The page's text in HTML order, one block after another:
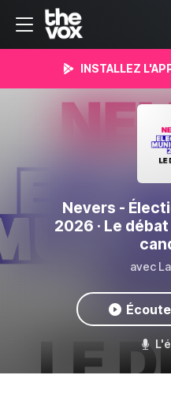
INSTALLEZ
Nevers -
2026 · Le
avec